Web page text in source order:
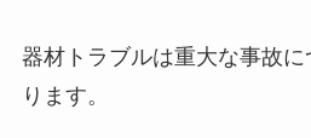
器材トラブルは重大な事故
ります。